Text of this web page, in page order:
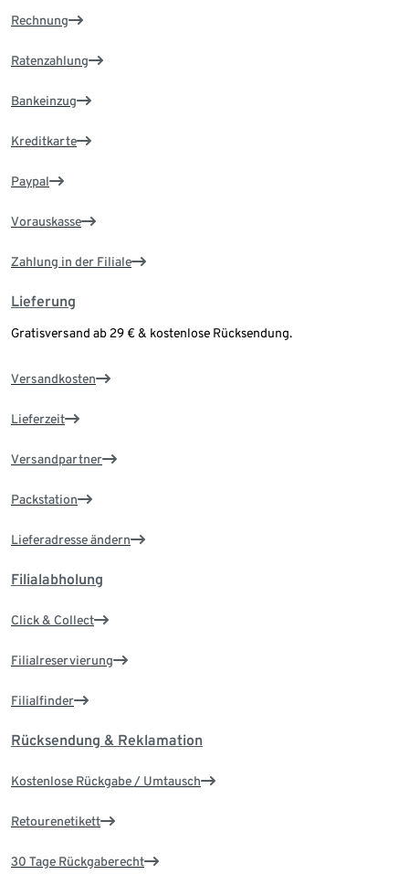
Rechnung
Ratenzahlung
Bankeinzug
Kreditkarte
Paypal
Vorauskasse
Zahlung in der Filiale
Lieferung
Gratisversand ab 29 € & kostenlose Rücksendung.
Versandkosten
Lieferzeit
Versandpartner
Packstation
Lieferadresse ändern
Filialabholung
Click & Collect
Filialreservierung
Filialfinder
Rücksendung & Reklamation
Kostenlose Rückgabe / Umtausch
Retourenetikett
30 Tage Rückgaberecht